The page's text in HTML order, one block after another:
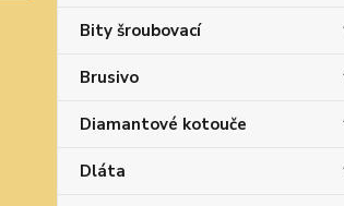
Bity šroubovací
Brusivo
Diamantové kotouče
Dláta